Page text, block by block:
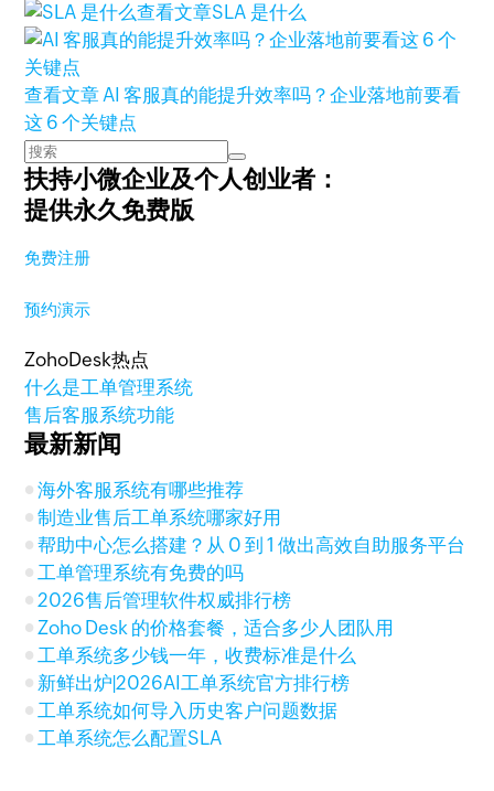
查看文章SLA 是什么
查看文章AI 客服真的能提升效率吗？企业落地前要看
这 6 个关键点
扶持小微企业及个人创业者：
提供永久免费版
免费注册
预约演示
ZohoDesk热点
什么是工单管理系统
售后客服系统功能
最新新闻
海外客服系统有哪些推荐
制造业售后工单系统哪家好用
帮助中心怎么搭建？从 0 到 1 做出高效自助服务平台
工单管理系统有免费的吗
2026售后管理软件权威排行榜
Zoho Desk 的价格套餐，适合多少人团队用
工单系统多少钱一年，收费标准是什么
新鲜出炉|2026AI工单系统官方排行榜
工单系统如何导入历史客户问题数据
工单系统怎么配置SLA